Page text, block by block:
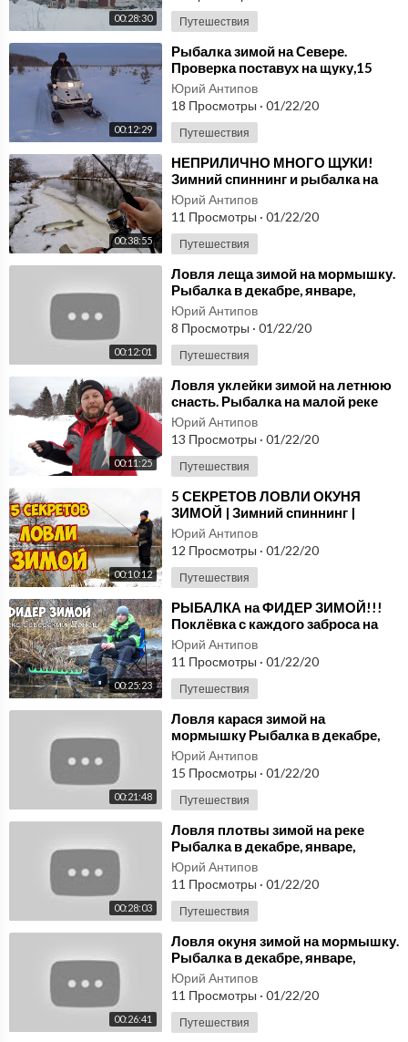
00:28:30 Путешествия
00:12:29
⁣Рыбалка зимой на Севере.
Проверка поставух на щуку,15
января. Дебют Наташи-
Юрий Антипов
18 Просмотры · 01/22/20
Путешествия
00:38:55
⁣НЕПРИЛИЧНО МНОГО ЩУКИ!
Зимний спиннинг и рыбалка на
щуку 2019! Ловля щуки на малой
реке зимой
Юрий Антипов
11 Просмотры · 01/22/20
Путешествия
00:12:01
⁣Ловля леща зимой на мормышку.
Рыбалка в декабре, январе,
феврале
Юрий Антипов
8 Просмотры · 01/22/20
Путешествия
00:11:25
⁣Ловля уклейки зимой на летнюю
снасть. Рыбалка на малой реке
Юрий Антипов
13 Просмотры · 01/22/20
Путешествия
00:10:12
⁣5 СЕКРЕТОВ ЛОВЛИ ОКУНЯ
ЗИМОЙ | Зимний спиннинг |
Ультралайт | Рыбалка на окуня
Юрий Антипов
12 Просмотры · 01/22/20
Путешествия
00:25:23
⁣РЫБАЛКА на ФИДЕР ЗИМОЙ!!!
Поклёвка с каждого заброса на
реке Северский Донец
Юрий Антипов
11 Просмотры · 01/22/20
Путешествия
00:21:48
⁣Ловля карася зимой на
мормышку Рыбалка в декабре,
январе, феврале
Юрий Антипов
15 Просмотры · 01/22/20
Путешествия
00:28:03
⁣Ловля плотвы зимой на реке
Рыбалка в декабре, январе,
феврале
Юрий Антипов
11 Просмотры · 01/22/20
Путешествия
00:26:41
⁣Ловля окуня зимой на мормышку.
Рыбалка в декабре, январе,
феврале
Юрий Антипов
11 Просмотры · 01/22/20
Путешествия